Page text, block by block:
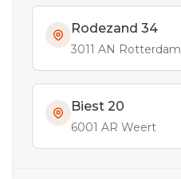
Rodezand 34
3011 AN Rotterdam
Biest 20
6001 AR Weert